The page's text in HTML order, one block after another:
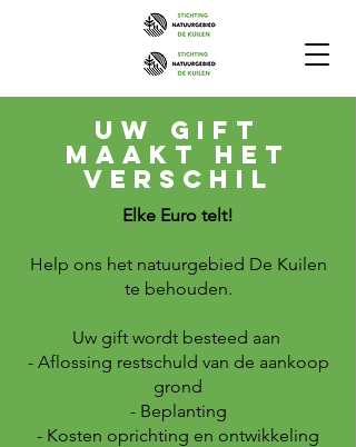
Uw gift
maakt het
verschil
Elke Euro telt!
Help ons het natuurgebied De Kuilen
te behouden.
Uw gift wordt besteed aan
- Aflossing restschuld van de aankoop
grond
- Beplanting
- Kosten oprichting en ontwikkeling